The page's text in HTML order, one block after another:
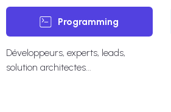
Programming
Développeurs, experts, leads,
solution architectes...